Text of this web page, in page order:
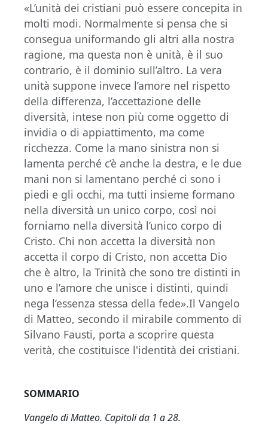
«L’unità dei cristiani può essere concepita in
molti modi. Normalmente si pensa che si
consegua uniformando gli altri alla nostra
ragione, ma questa non è unità, è il suo
contrario, è il dominio sull’altro. La vera
unità suppone invece l’amore nel rispetto
della differenza, l’accettazione delle
diversità, intese non più come oggetto di
invidia o di appiattimento, ma come
ricchezza. Come la mano sinistra non si
lamenta perché c’è anche la destra, e le due
mani non si lamentano perché ci sono i
piedi e gli occhi, ma tutti insieme formano
nella diversità un unico corpo, così noi
forniamo nella diversità l’unico corpo di
Cristo. Chi non accetta la diversità non
accetta il corpo di Cristo, non accetta Dio
che è altro, la Trinità che sono tre distinti in
uno e l’amore che unisce i distinti, quindi
nega l’essenza stessa della fede».Il Vangelo
di Matteo, secondo il mirabile commento di
Silvano Fausti, porta a scoprire questa
verità, che costituisce l'identità dei cristiani.
SOMMARIO
Vangelo di Matteo. Capitoli da 1 a 28.